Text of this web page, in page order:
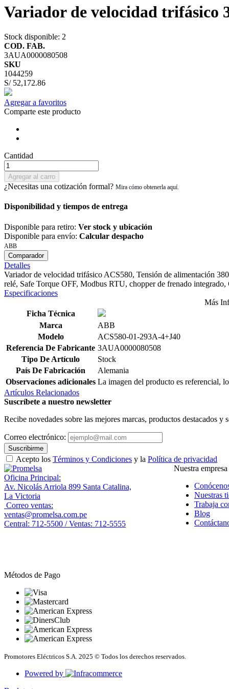
Variador de velocidad trifásico
Stock disponible: 2
COD. FAB.
3AUA0000080508
SKU
1044259
S/ 52,172.86
Agregar a favoritos
Comparte este producto
Cantidad
Agregar al carro
¿Necesitas una cotización formal?
Disponibilidad y tiempos de entrega
Disponible para retiro: Ver stock y ubicación
Disponible para envío: Calcular despacho
ABB
Comparador
Detalles
Variador de velocidad trifásico ACS580, Tensión de alimentación
relé, Safe Torque OFF, Modbus RTU, chopper de frenado
Especificaciones
Más
Ficha Técnica
Marca
ABB
Modelo
ACS580-01-293A-4+J40
Referencia De Fabricante 3AUA0000080508
Tipo De Artículo
Stock
País De Fabricación
Alemania
Observaciones adicionales La imagen del producto es referencial,
Artículos Relacionados
Suscríbete a nuestro newsletter
Recibe novedades sobre las mejores marcas, productos destacados y
Correo electrónico:
Suscribirme
Acepto los Términos y Condiciones y la Política de privacidad
Oficina Principal:
Av. Nicolás Arriola 899 Santa Catalina,
La Victoria
Correo ventas:
ventas@promelsa.com.pe
Central: 712-5500 / Ventas: 712-5555
Nuestra empresa
Nuestras
Trabaja
Blog
Métodos de Pago
Promotores Eléctricos S.A. 2025 © Todos los derechos reservados.
Powered by